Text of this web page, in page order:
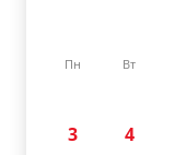
Пн Вт
3
4